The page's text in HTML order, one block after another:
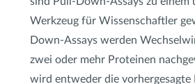
Werkzeug für Wissenschaftler
Down-Assays werden
zwei oder mehr Proteinen
wird entweder die